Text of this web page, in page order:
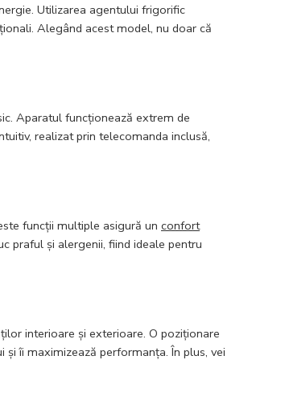
Utilizarea agentului frigorific
Alegând acest model, nu doar că
Aparatul funcționează extrem de
realizat prin telecomanda inclusă,
funcții multiple asigură un confort
praful și alergenii, fiind ideale pentru
interioare și exterioare. O poziționare
și îi maximizează performanța. În plus, vei